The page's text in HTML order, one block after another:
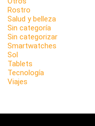
Rostro
Salud y belleza
Sin categoría
Sin categorizar
Smartwatches
Sol
Tablets
Tecnología
Viajes